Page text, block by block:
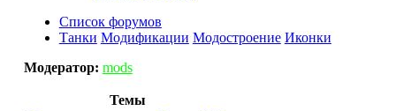
Список форумов
Танки Модификации Модостроение Иконки
Модератор: mods
Темы